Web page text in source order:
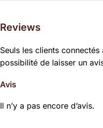
Reviews
Avis
Il n’y a pas encore d’avis.
Seuls les clients
possibilité de laisser un